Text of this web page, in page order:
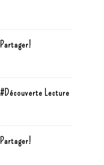
Partager!
#Découverte Lecture
Partager!